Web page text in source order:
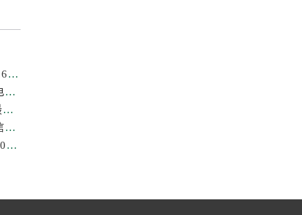
成都劳力士售后维修电话专业保养服务中心权威公示（2026年7月最新）
亲身探访成都劳力士官方售后服务中心｜全部地址及热线电话（2026年7月最新）
成都劳力士中心售后维修保养服务权威公示（2026年7月最新）
成都劳力士官方售后服务中心｜最新热线及维修地址权威信息公示（2026年7月最新）
成都劳力士售后中心专业手表维修与保养服务权威公示（2026年7月最新）